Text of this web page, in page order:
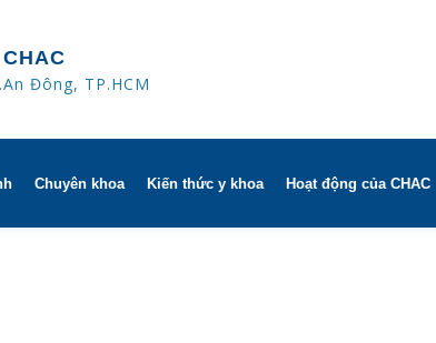
Đông, TP.HCM
Chuyên khoa Kiến thức y khoa Hoạt động của CHAC